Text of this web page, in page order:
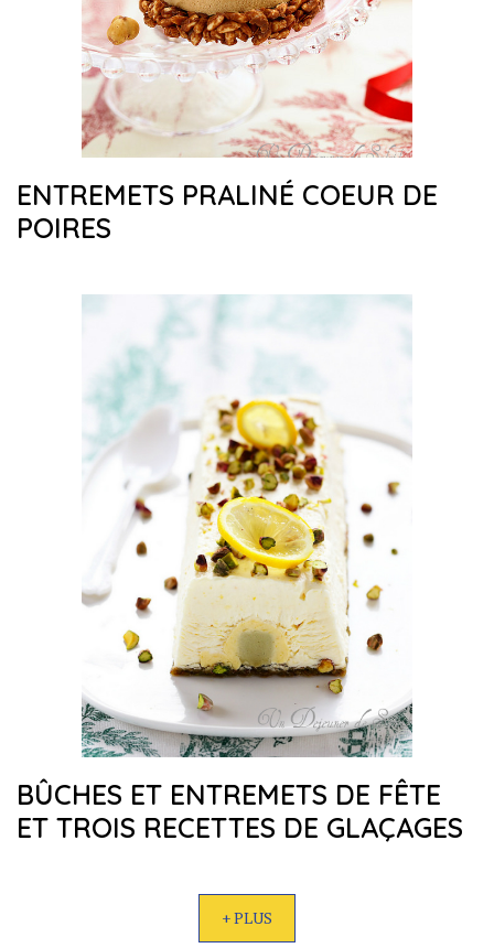
ENTREMETS PRALINÉ COEUR DE
POIRES
BÛCHES ET ENTREMETS DE FÊTE
ET TROIS RECETTES DE GLAÇAGES
+ PLUS